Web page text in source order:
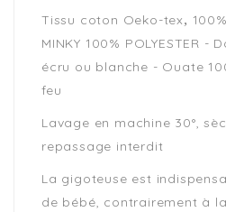
Tissu coton Oeko-tex,
MINKY 100% POLYESTER
écru ou blanche - Ouate
feu
Lavage en machine 30°,
repassage interdit
La gigoteuse est
de bébé, contrairement à